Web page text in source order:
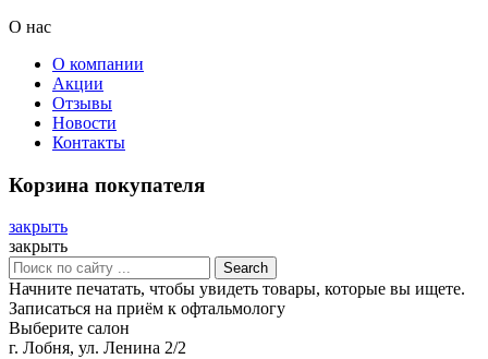
О нас
О компании
Акции
Отзывы
Новости
Контакты
Корзина покупателя
закрыть
закрыть
Search
Начните печатать, чтобы увидеть товары, которые вы ищете.
Записаться на приём к офтальмологу
Выберите салон
г. Лобня, ул. Ленина 2/2